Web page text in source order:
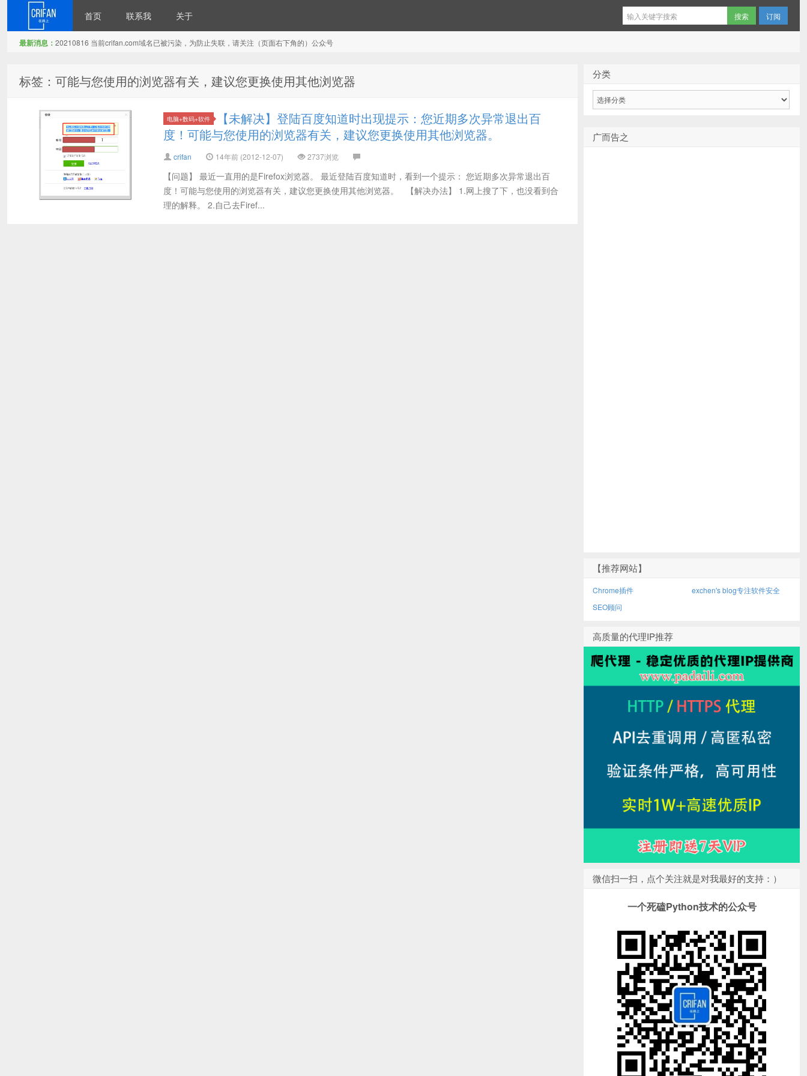
首页 联系我 关于 订阅
最新消息： 20210816 当前crifan.com域名已被污染，为防止失联，请关注（页面右下角的）公众号
标签：可能与您使用的浏览器有关，建议您更换使用其他浏览器
电脑+数码+软件
【未解决】登陆百度知道时出现提示：您近期多次异常退出百
度！可能与您使用的浏览器有关，建议您更换使用其他浏览器。
crifan 14年前 (2012-12-07) 2737浏览
【问题】 最近一直用的是Firefox浏览器。 最近登陆百度知道时，看到一个提示： 您近期多次异常退出百
度！可能与您使用的浏览器有关，建议您更换使用其他浏览器。 【解决办法】 1.网上搜了下，也没看到合
理的解释。 2.自己去Firef...
分类
广而告之
【推荐网站】
Chrome插件
exchen's blog专注软件安全
SEO顾问
高质量的代理IP推荐
微信扫一扫，点个关注就是对我最好的支持：）
一个死磕Python技术的公众号